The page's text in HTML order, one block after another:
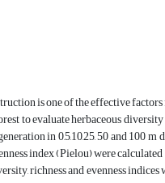
is one of the effective
to evaluate herbaceous
in 0,5,10,25, 50 and 100
index (Pielou) were
richness and evenness